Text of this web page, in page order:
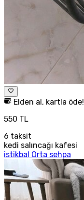
Elden al, kartla öde!
550 TL
6 taksit
kedi salıncağı kafesi
istikbal Orta sehpa